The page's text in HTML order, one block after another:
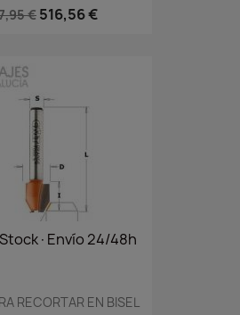
€ 516,56 €
24/48h
RECORTAR EN BISEL